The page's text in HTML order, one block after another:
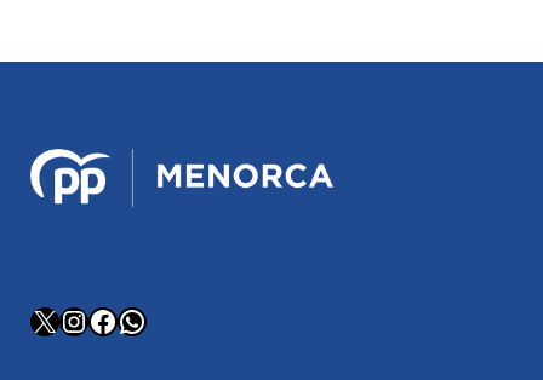
X Instagram
Facebook
WhatsApp